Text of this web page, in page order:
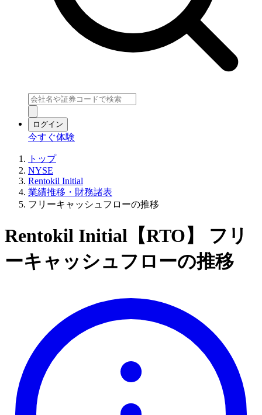
ログイン
今すぐ体験
トップ
NYSE
Rentokil Initial
業績推移・財務諸表
フリーキャッシュフローの推移
Rentokil Initial【RTO】 フリ
ーキャッシュフローの推移